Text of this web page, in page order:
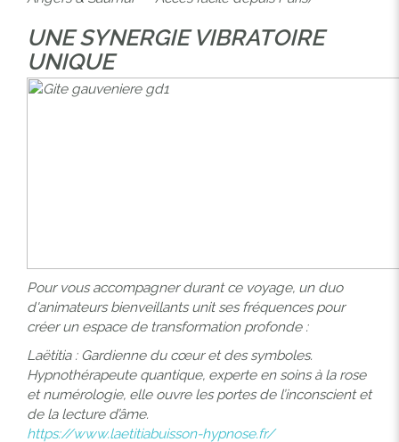
UNE SYNERGIE VIBRATOIRE
UNIQUE
Pour vous accompagner durant ce voyage, un duo
d'animateurs bienveillants unit ses fréquences pour
créer un espace de transformation profonde :
Laëtitia : Gardienne du cœur et des symboles.
Hypnothérapeute quantique, experte en soins à la rose
et numérologie, elle ouvre les portes de l’inconscient et
de la lecture d’âme.
https://www.laetitiabuisson-hypnose.fr/